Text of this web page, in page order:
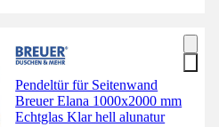
Pendeltür für Seitenwand
Breuer Elana 1000x2000 mm
Echtglas Klar hell alunatur